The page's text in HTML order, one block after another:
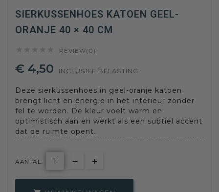
SIERKUSSENHOES KATOEN GEEL-
ORANJE 40 × 40 CM
REVIEW(0)
€ 4,50 INCLUSIEF BELASTING
Deze sierkussenhoes in geel-oranje katoen
brengt licht en energie in het interieur zonder
fel te worden. De kleur voelt warm en
optimistisch aan en werkt als een subtiel accent
dat de ruimte opent.
AANTAL: